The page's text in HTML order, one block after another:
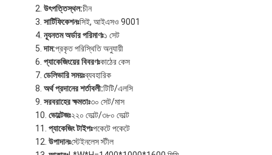
উৎপত্তিস্থল:চীন
সার্টিফিকেশনঃসিই, আইএসও 9001
ন্যূনতম অর্ডার পরিমাণঃ১ সেট
দাম:প্রকৃত পরিস্থিতি অনুযায়ী
প্যাকেজিংয়ের বিবরণঃকাঠের কেস
ডেলিভারি সময়ঃব্যবহারিক
অর্থ প্রদানের শর্তাবলী:টিটি/এলসি
সরবরাহের ক্ষমতাঃ৩০ সেট/মাস
ভোল্টেজঃ২২০ ভোল্ট/৩৮০ ভোল্ট
প্যাকেজিং টাইপঃপকেটে পকেটে
উপাদানঃস্টেইনলেস স্টীল